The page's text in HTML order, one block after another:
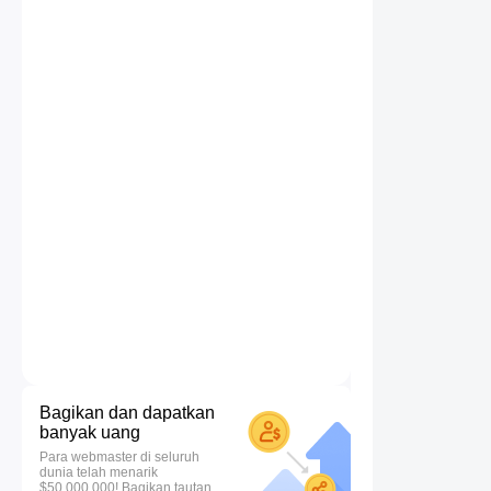
Bagikan dan dapatkan
banyak uang
Para webmaster di seluruh
dunia telah menarik
$50.000.000! Bagikan tautan